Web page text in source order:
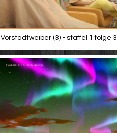
Vorstadtweiber (3) - staffel 1 folge 3